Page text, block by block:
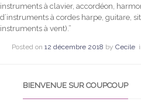
instruments à clavier, accordéon,
d’instruments à cordes harpe, guitare,
instruments à vent).”
Posted on 12 décembre 2018 by Cecile
BIENVENUE SUR COUPCOUP